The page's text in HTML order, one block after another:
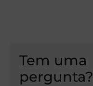
Tem uma
pergunta?